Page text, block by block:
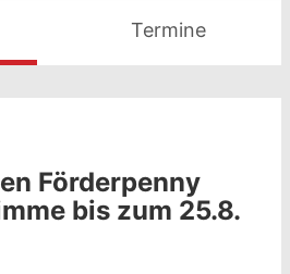
Termine
Förderpenny
bis zum 25.8.